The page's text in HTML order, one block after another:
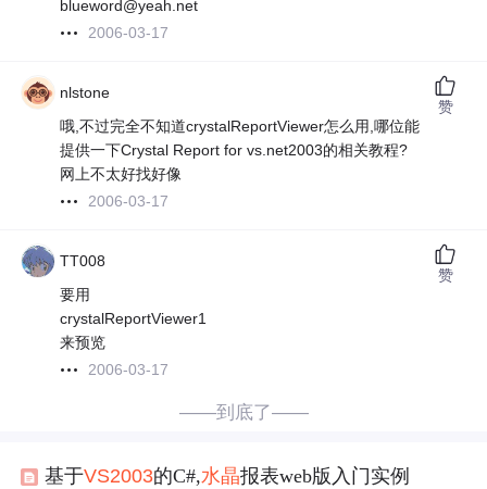
blueword@yeah.net
2006-03-17
nlstone
哦,不过完全不知道crystalReportViewer怎么用,哪位能
提供一下Crystal Report for vs.net2003的相关教程?
网上不太好找好像
2006-03-17
赞
TT008
要用
crystalReportViewer1
来预览
2006-03-17
赞
——到底了——
基于VS2003的C#,水晶报表web版入门实例